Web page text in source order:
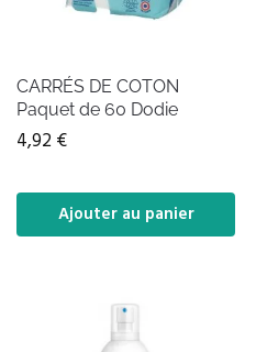
CARRÉS DE COTON
Paquet de 60 Dodie
4,92 €
Ajouter au panier